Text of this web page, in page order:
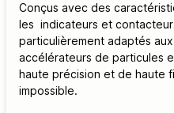
Conçus avec des
les indicateurs et
particulièrement adaptés
accélérateurs de particules
haute précision et de haute
impossible.